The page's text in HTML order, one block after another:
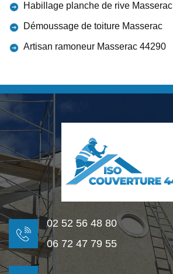
Habillage planche de rive Masserac
Démoussage de toiture Masserac
Artisan ramoneur Masserac 44290
02 52 56 48 80
06 72 47 79 55